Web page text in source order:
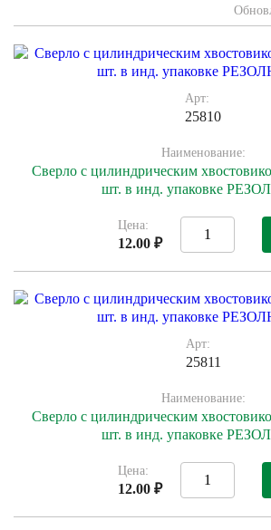
Арт:
25810
Наименование:
Сверло с цилиндрическим
шт. в инд. упаковке
Цена:
12.00 ₽
Арт:
25811
Наименование:
Сверло с цилиндрическим
шт. в инд. упаковке
Цена:
12.00 ₽